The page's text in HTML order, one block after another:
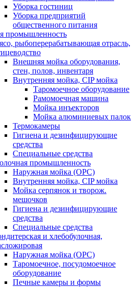
Уборка гостиниц
Уборка предприятий
общественного питания
промышленность
рыбоперерабатывающая отрасль,
Внешняя мойка оборудования,
стен, полов, инвентаря
Внутренняя мойка, CIP мойка
Таромоечное оборудование
Рамомоечная машина
Мойка инъекторов
Мойка алюминиевых палок
Термокамеры
Гигиена и дезинфицирующие
средства
Специальные средства
промышленность
Наружная мойка (ОРС)
Внутренняя мойка, CIP мойка
Мойка серпянок и творож.
мешочков
Гигиена и дезинфицирующие
средства
Специальные средства
и хлебобулочная,
Наружная мойка (ОРС)
Таромоечное, посудомоечное
оборудование
Печные камеры и формы